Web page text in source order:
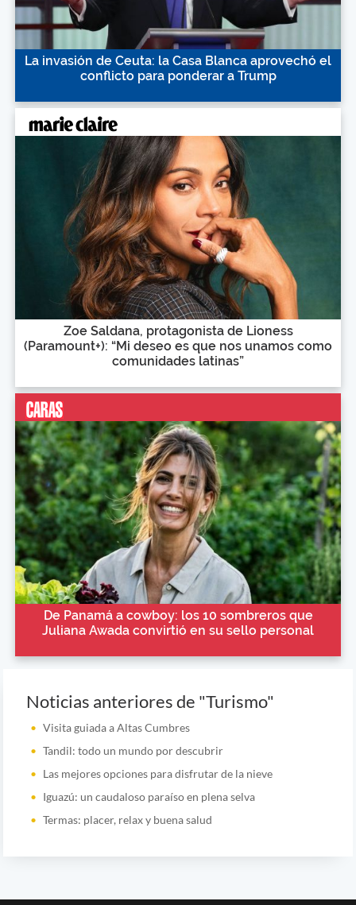
La invasión de Ceuta: la Casa Blanca aprovechó el
conflicto para ponderar a Trump
Zoe Saldana, protagonista de Lioness
(Paramount+): “Mi deseo es que nos unamos como
comunidades latinas”
De Panamá a cowboy: los 10 sombreros que
Juliana Awada convirtió en su sello personal
Noticias anteriores de "Turismo"
Visita guiada a Altas Cumbres
Tandil: todo un mundo por descubrir
Las mejores opciones para disfrutar de la nieve
Iguazú: un caudaloso paraíso en plena selva
Termas: placer, relax y buena salud